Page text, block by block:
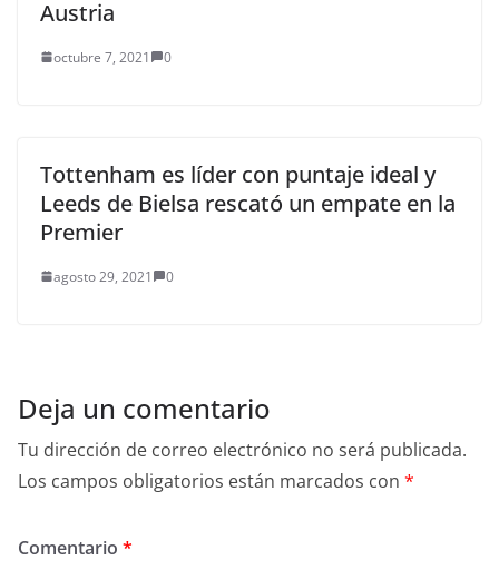
Austria
octubre 7, 2021 0
Tottenham es líder con puntaje ideal y
Leeds de Bielsa rescató un empate en la
Premier
agosto 29, 2021 0
Deja un comentario
Tu dirección de correo electrónico no será publicada.
Los campos obligatorios están marcados con *
Comentario *